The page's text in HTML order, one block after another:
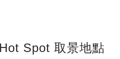
Spot 取景地點